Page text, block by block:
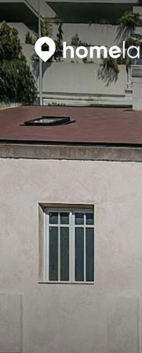
Искать